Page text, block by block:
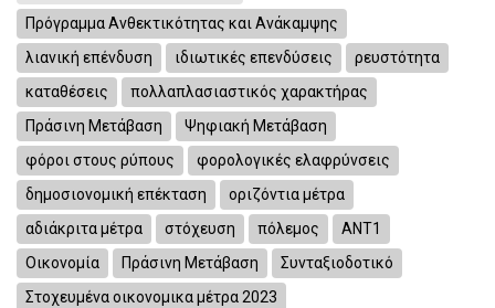
Πρόγραμμα Ανθεκτικότητας και Ανάκαμψης
λιανική επένδυση
ιδιωτικές επενδύσεις
ρευστότητα
καταθέσεις
πολλαπλασιαστικός χαρακτήρας
Πράσινη Μετάβαση
Ψηφιακή Μετάβαση
φόροι στους ρύπους
φορολογικές ελαφρύνσεις
δημοσιονομική επέκταση
οριζόντια μέτρα
αδιάκριτα μέτρα
στόχευση πόλεμος
ΑΝΤ1
Οικονομία
Πράσινη Μετάβαση
Συνταξιοδοτικό
Στοχευμένα οικονομικα μέτρα 2023